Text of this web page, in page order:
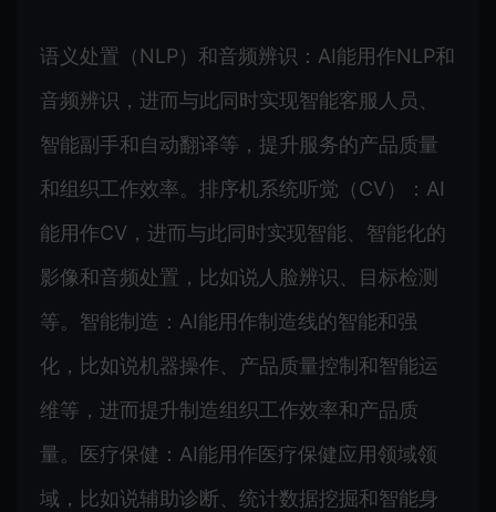
语义处置（NLP）和音频辨识：AI能用作NLP和
音频辨识，进而与此同时实现智能客服人员、
智能副手和自动翻译等，提升服务的产品质量
和组织工作效率。排序机系统听觉（CV）：AI
能用作CV，进而与此同时实现智能、智能化的
影像和音频处置，比如说人脸辨识、目标检测
等。智能制造：AI能用作制造线的智能和强
化，比如说机器操作、产品质量控制和智能运
维等，进而提升制造组织工作效率和产品质
量。医疗保健：AI能用作医疗保健应用领域领
域，比如说辅助诊断、统计数据挖掘和智能身